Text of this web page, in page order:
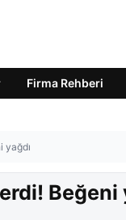
Firma Rehberi
yağdı
Beğeni